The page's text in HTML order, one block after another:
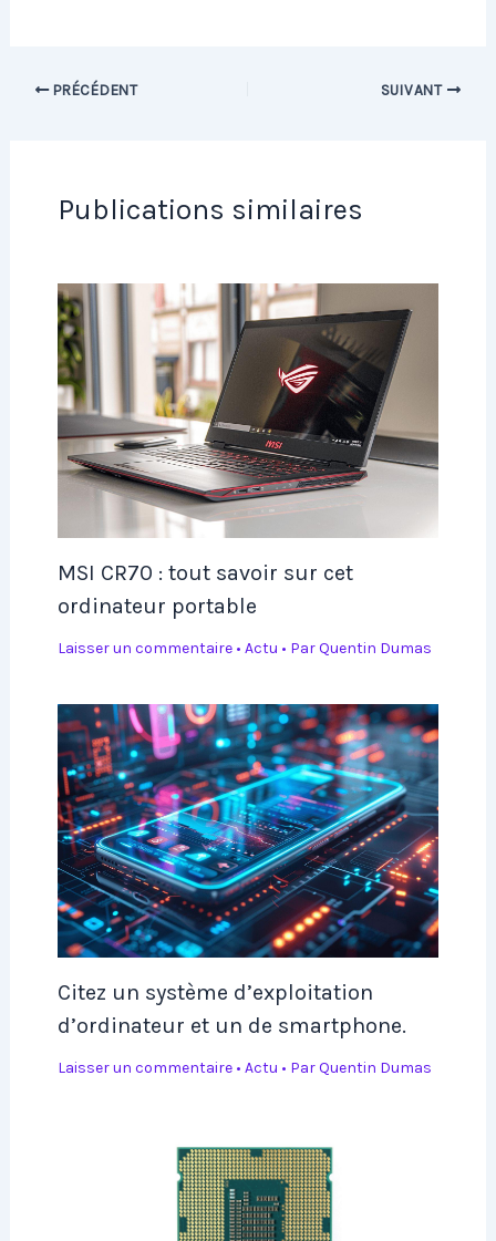
PRÉCÉDENT SUIVANT
Publications similaires
MSI CR70 : tout savoir sur cet
ordinateur portable
Laisser un commentaire • Actu • ParQuentin Dumas
Citez un système d’exploitation
d’ordinateur et un de smartphone.
Laisser un commentaire • Actu • ParQuentin Dumas